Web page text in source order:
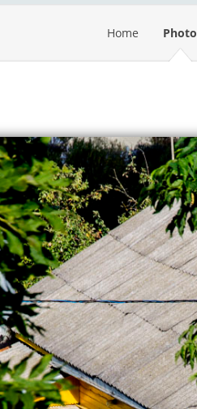
Home Photo